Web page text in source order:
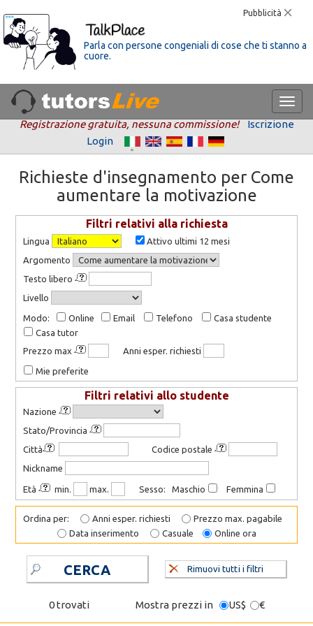
Pubblicità
Parla con persone congeniali di cose che ti stanno a
cuore.
Registrazione gratuita, nessuna commissione!
Iscrizione
Login
Richieste d'insegnamento per Come
aumentare la motivazione
Filtri relativi alla richiesta
Lingua
Attivo ultimi 12 mesi
Argomento
Testo libero
Livello
Modo: Online Email Telefono
Casa studente
Casa tutor
Prezzo max
Anni esper. richiesti
Mie preferite
Filtri relativi allo studente
Nazione
Stato/Provincia
Città
Codice postale
Nickname
Età min. max. Sesso: Maschio Femmina
Ordina per: Anni esper. richiesti
Prezzo max. pagabile
Data inserimento
Casuale Online ora
CERCA Rimuovi tutti i filtri
0 trovati Mostra prezzi in US$ €